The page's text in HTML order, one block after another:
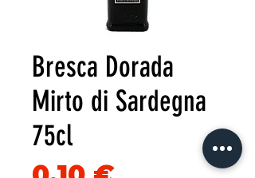
Bresca Dorada
Mirto di Sardegna
75cl